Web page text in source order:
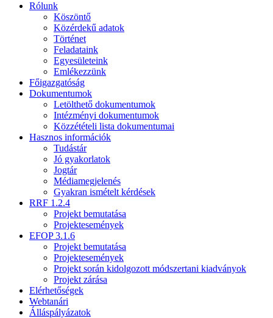
Rólunk
Köszöntő
Közérdekű adatok
Történet
Feladataink
Egyesületeink
Emlékezzünk
Főigazgatóság
Dokumentumok
Letölthető dokumentumok
Intézményi dokumentumok
Közzétételi lista dokumentumai
Hasznos információk
Tudástár
Jó gyakorlatok
Jogtár
Médiamegjelenés
Gyakran ismételt kérdések
RRF 1.2.4
Projekt bemutatása
Projektesemények
EFOP 3.1.6
Projekt bemutatása
Projektesemények
Projekt során kidolgozott módszertani kiadványok
Projekt zárása
Elérhetőségek
Webtanári
Álláspályázatok